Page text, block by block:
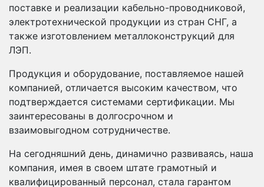
поставке и реализации кабельно-проводниковой,
электротехнической продукции из стран СНГ, а
также изготовлением металлоконструкций для
ЛЭП.
Продукция и оборудование, поставляемое нашей
компанией, отличается высоким качеством, что
подтверждается системами сертификации. Мы
заинтересованы в долгосрочном и
взаимовыгодном сотрудничестве.
На сегодняшний день, динамично развиваясь, наша
компания, имея в своем штате грамотный и
квалифицированный персонал, стала гарантом